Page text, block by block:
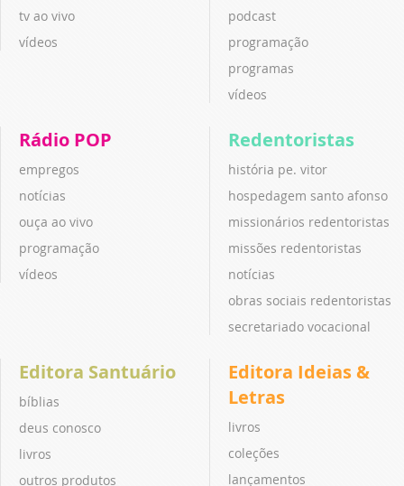
tv ao vivo
vídeos
podcast
programação
programas
vídeos
Rádio POP
empregos
notícias
ouça ao vivo
programação
vídeos
Redentoristas
história pe. vitor
hospedagem santo afonso
missionários redentoristas
missões redentoristas
notícias
obras sociais redentoristas
secretariado vocacional
Editora Santuário
bíblias
deus conosco
livros
outros produtos
Editora Ideias &
Letras
livros
coleções
lançamentos